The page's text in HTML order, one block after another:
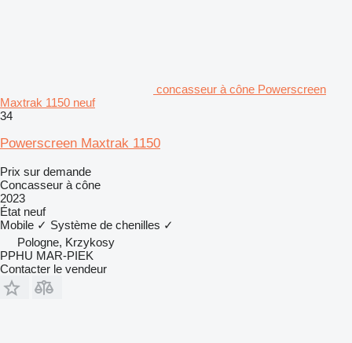
concasseur à cône Powerscreen
Maxtrak 1150 neuf
34
Powerscreen Maxtrak 1150
Prix sur demande
Concasseur à cône
2023
État neuf
Mobile ✓ Système de chenilles ✓
Pologne, Krzykosy
PPHU MAR-PIEK
Contacter le vendeur